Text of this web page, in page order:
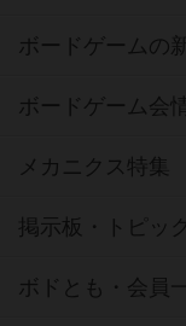
ボードゲームの
ボードゲーム会
メカニクス特集
掲示板・トピッ
ボドとも・会員